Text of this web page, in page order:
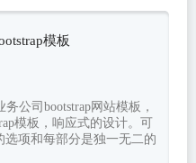
模板
公司bootstrap网站模板，
模板，响应式的设计。可
选项和每部分是独一无二的